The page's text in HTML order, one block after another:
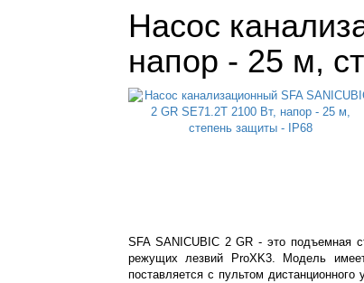
Насос
напор - 25 м,
SFA SANICUBIC 2 GR - это подъемная
режущих лезвий ProXK3. Модель
поставляется с пультом